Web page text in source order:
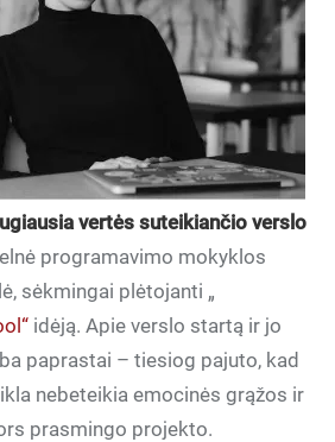
vertės suteikiančio verslo
programavimo mokyklos
sėkmingai plėtojanti „
idėją. Apie verslo startą ir jo
paprastai – tiesiog pajuto, kad
nebeteikia emocinės grąžos ir
prasmingo projekto.